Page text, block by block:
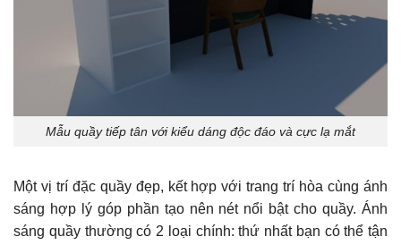
Mẫu quầy tiếp tân với kiểu dáng độc đáo và cực lạ mắt
Một vị trí đặc quầy đẹp, kết hợp với trang trí hòa cùng ánh
sáng hợp lý góp phần tạo nên nét nổi bật cho quầy. Ánh
sáng quầy thường có 2 loại chính: thứ nhất bạn có thể tận